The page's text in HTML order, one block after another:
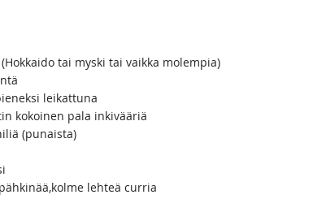
tai myski tai vaikka molempia)
leikattuna
kokoinen pala inkivääriä
(punaista)
lehteä curria